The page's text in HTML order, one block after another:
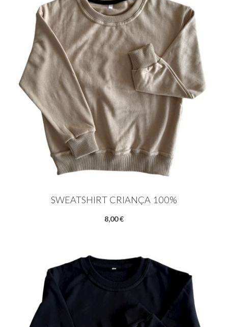
SWEATSHIRT CRIANÇA 100%
8,00 €